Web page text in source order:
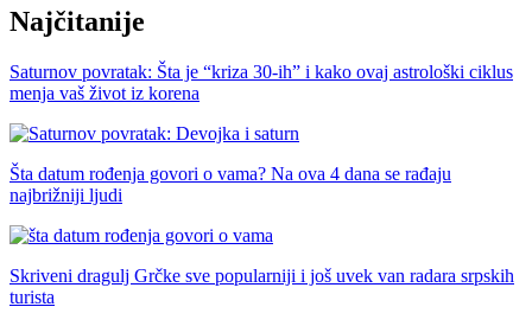
Najčitanije
Saturnov povratak: Šta je “kriza 30-ih” i kako ovaj astrološki ciklus
menja vaš život iz korena
Šta datum rođenja govori o vama? Na ova 4 dana se rađaju
najbrižniji ljudi
Skriveni dragulj Grčke sve popularniji i još uvek van radara srpskih
turista